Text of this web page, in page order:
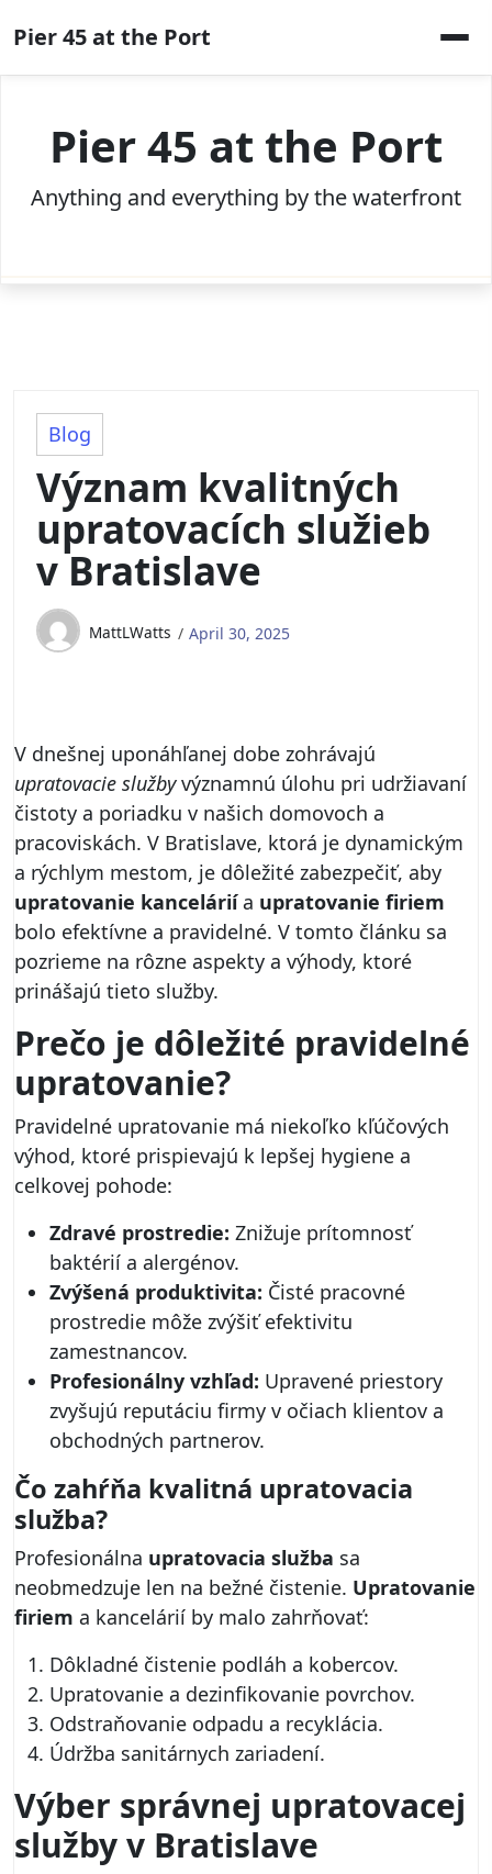
to
content
Pier 45 at the Port
Pier 45 at the Port
Anything and everything by the waterfront
Blog
Význam kvalitných
upratovacích služieb
v Bratislave
MattLWatts April 30, 2025
V dnešnej uponáhľanej dobe zohrávajú
upratovacie službyvýznamnú úlohu pri udržiavaní
čistoty a poriadku v našich domovoch a
pracoviskách. V Bratislave, ktorá je dynamickým
a rýchlym mestom, je dôležité zabezpečiť, aby
upratovanie kanceláriía upratovanie firiem
bolo efektívne a pravidelné. V tomto článku sa
pozrieme na rôzne aspekty a výhody, ktoré
prinášajú tieto služby.
Prečo je dôležité pravidelné
upratovanie?
Pravidelné upratovanie má niekoľko kľúčových
výhod, ktoré prispievajú k lepšej hygiene a
celkovej pohode:
Zdravé prostredie: Znižuje prítomnosť
baktérií a alergénov.
Zvýšená produktivita: Čisté pracovné
prostredie môže zvýšiť efektivitu
zamestnancov.
Profesionálny vzhľad: Upravené priestory
zvyšujú reputáciu firmy v očiach klientov a
obchodných partnerov.
Čo zahŕňa kvalitná upratovacia
služba?
Profesionálna upratovacia služba sa
neobmedzuje len na bežné čistenie. Upratovanie
firiem a kancelárií by malo zahrňovať:
Dôkladné čistenie podláh a kobercov.
Upratovanie a dezinfikovanie povrchov.
Odstraňovanie odpadu a recyklácia.
Údržba sanitárnych zariadení.
Výber správnej upratovacej
služby v Bratislave